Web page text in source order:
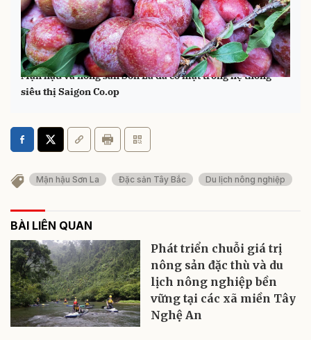
Mận hậu và nông sản Sơn La đã có mặt trong hệ thống
siêu thị Saigon Co.op
Mận hậu Sơn La Đặc sản Tây Bắc Du lịch nông nghiệp
BÀI LIÊN QUAN
Phát triển chuỗi giá trị
nông sản đặc thù và du
lịch nông nghiệp bền
vững tại các xã miền Tây
Nghệ An